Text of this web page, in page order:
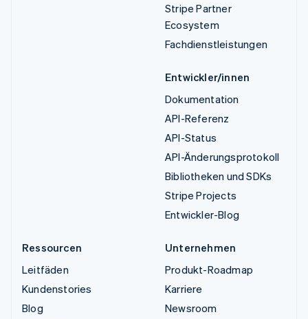
Stripe Partner
Ecosystem
Fachdienstleistungen
Entwickler/innen
Dokumentation
API-Referenz
API-Status
API-Änderungsprotokoll
Bibliotheken und SDKs
Stripe Projects
Entwickler-Blog
Ressourcen
Leitfäden
Kundenstories
Blog
Unternehmen
Produkt-Roadmap
Karriere
Newsroom